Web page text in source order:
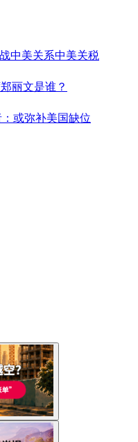
中美关系中美关税
丽文是谁？
或弥补美国缺位